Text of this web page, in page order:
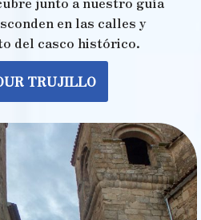
en las calles y
del casco histórico.
TRUJILLO